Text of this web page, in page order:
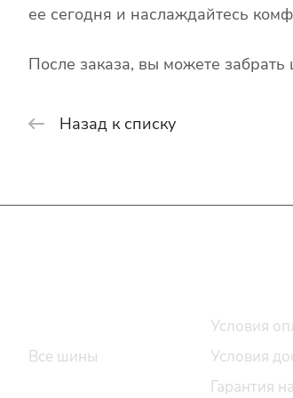
ее сегодня и наслаждайтесь
После заказа, вы можете
Назад к списку
Все шины
Условия
Условия
Гарантия